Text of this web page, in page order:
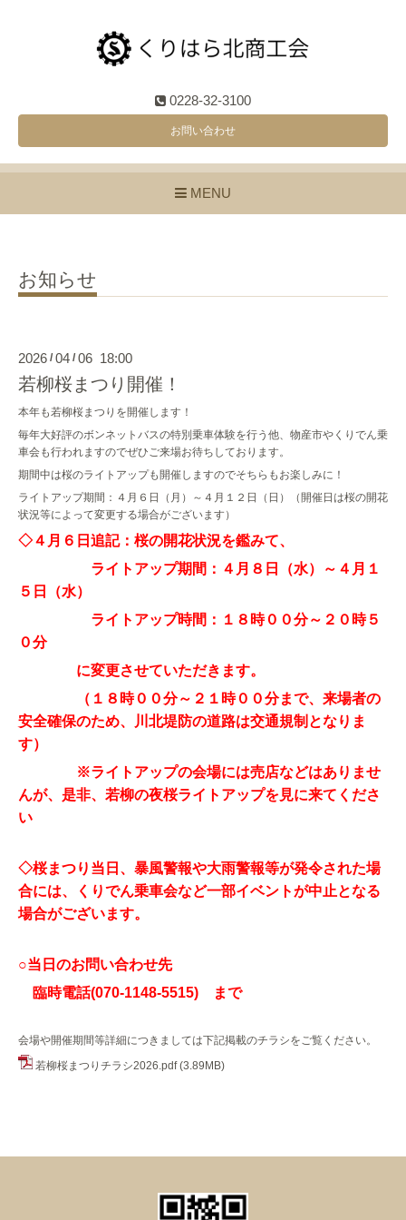
0228-32-3100
お問い合わせ
MENU
お知らせ
2026 / 04 / 06 18:00
若柳桜まつり開催！
本年も若柳桜まつりを開催します！
毎年大好評のボンネットバスの特別乗車体験を行う他、物産市やくりでん乗
車会も行われますのでぜひご来場お待ちしております。
期間中は桜のライトアップも開催しますのでそちらもお楽しみに！
ライトアップ期間：４月６日（月）～４月１２日（日）（開催日は桜の開花
状況等によって変更する場合がございます）
◇４月６日追記：桜の開花状況を鑑みて、
ライトアップ期間：４月８日（水）～４月１
５日（水）
ライトアップ時間：１８時００分～２０時５
０分
に変更させていただきます。
（１８時００分～２１時００分まで、来場者の
安全確保のため、川北堤防の道路は交通規制となりま
す）
※ライトアップの会場には売店などはありませ
んが、是非、若柳の夜桜ライトアップを見に来てくださ
い
◇桜まつり当日、暴風警報や大雨警報等が発令された場
合には、くりでん乗車会など一部イベントが中止となる
場合がございます。
○当日のお問い合わせ先
臨時電話(070-1148-5515) まで
会場や開催期間等詳細につきましては下記掲載のチラシをご覧ください。
若柳桜まつりチラシ2026.pdf (3.89MB)